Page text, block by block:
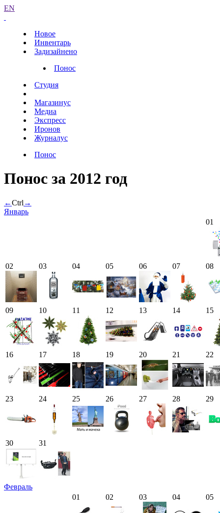
EN
Новое
Инвентарь
Задизайнено
Понос
Студия
Магазинус
Медиа
Экспресс
Иронов
Журналус
Понос
Понос за 2012 год
←Ctrl →
Январь
01
02 03 04 05 06 07 08
09 10 11 12 13 14 15
16 17 18 19 20 21 22
23 24 25 26 27 28 29
30 31
Февраль
01
02 03 04 05